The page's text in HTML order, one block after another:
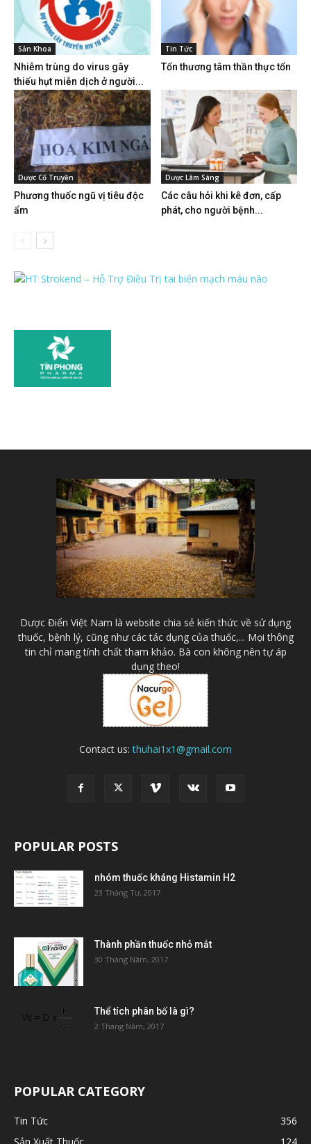
Sản Khoa
Nhiễm trùng do virus gây
thiếu hụt miễn dịch ở người...
Tin Tức
Tổn thương tâm thần thực tổn
Dược Cổ Truyền
Phương thuốc ngũ vị tiêu độc
ẩm
Dược Lâm Sàng
Các câu hỏi khi kê đơn, cấp
phát, cho người bệnh...
Dược Điển Việt Nam là website chia sẻ kiến thức về sử dụng
thuốc, bệnh lý, cũng như các tác dụng của thuốc,... Mọi thông
tin chỉ mang tính chất tham khảo. Bà con không nên tự áp
dụng theo!
Contact us:thuhai1x1@gmail.com
POPULAR POSTS
nhóm thuốc kháng Histamin H2
23 Tháng Tư, 2017
Thành phần thuốc nhỏ mắt
30 Tháng Năm, 2017
Thể tích phân bố là gì?
2 Tháng Năm, 2017
POPULAR CATEGORY
Tin Tức
356